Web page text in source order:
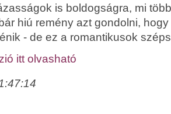
is boldogságra, mi
hiú remény azt gondolni,
- de ez a romantikusok
itt olvasható